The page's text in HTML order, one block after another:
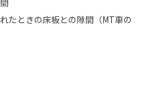
たときの床板との隙間（MT車の